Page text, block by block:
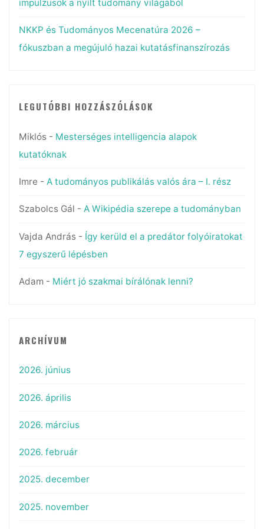
impulzusok a nyílt tudomány világából
NKKP és Tudományos Mecenatúra 2026 –
fókuszban a megújuló hazai kutatásfinanszírozás
LEGUTÓBBI HOZZÁSZÓLÁSOK
Miklós- Mesterséges intelligencia alapok
kutatóknak
Imre - A tudományos publikálás valós ára – I. rész
Szabolcs Gál - A Wikipédia szerepe a tudományban
Vajda András- Így kerüld el a predátor folyóiratokat
7 egyszerű lépésben
Adam - Miért jó szakmai bírálónak lenni?
ARCHÍVUM
2026. június
2026. április
2026. március
2026. február
2025. december
2025. november